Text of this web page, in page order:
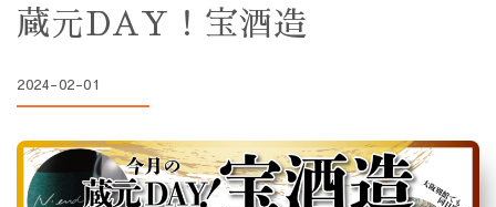
蔵元DAY！宝酒造
2024-02-01